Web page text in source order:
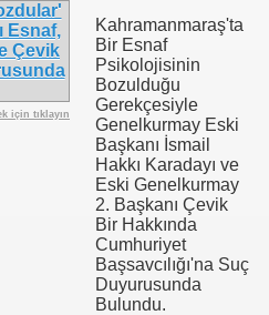
için tıklayın
Kahramanmaraş'ta
Bir Esnaf
Psikolojisinin
Bozulduğu
Gerekçesiyle
Genelkurmay Eski
Başkanı İsmail
Hakkı Karadayı ve
Eski Genelkurmay
2. Başkanı Çevik
Bir Hakkında
Cumhuriyet
Başsavcılığı'na Suç
Duyurusunda
Bulundu.